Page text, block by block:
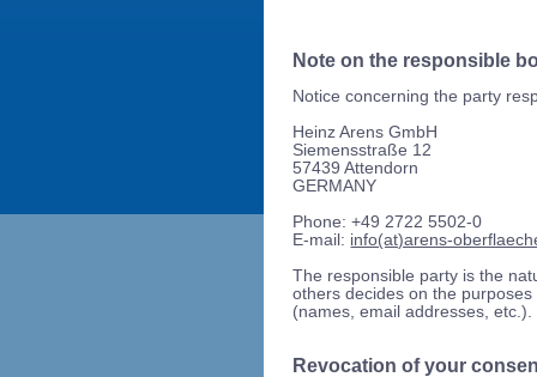
Note on the responsible
Notice concerning the party
Heinz Arens GmbH
Siemensstraße 12
57439 Attendorn
GERMANY
Phone: +49 2722 5502-0
E-mail: info(at)arens-
The responsible party is the
others decides on the
(names, email addresses, etc.).
Revocation of your